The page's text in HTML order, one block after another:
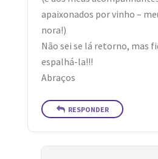
apaixonados por vinho –
nora!)
Não sei se lá retorno, mas
espalhá-la!!!
Abraços
RESPONDER